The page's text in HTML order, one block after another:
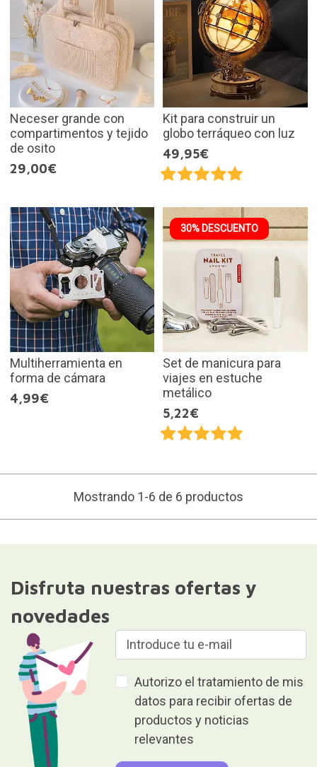
Neceser grande con
compartimentos y tejido
de osito
29,00€
Kit para construir un
globo terráqueo con luz
49,95€
Multiherramienta en
forma de cámara
4,99€
30% DESCUENTO
Set de manicura para
viajes en estuche
metálico
5,22€
Mostrando 1-6 de 6 productos
Disfruta nuestras ofertas y
novedades
Autorizo el tratamiento de mis
datos para recibir ofertas de
productos y noticias
relevantes